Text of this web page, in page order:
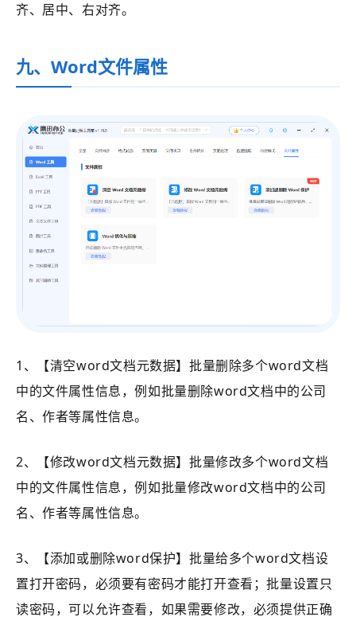
齐、居中、右对齐。
九、Word文件属性
1、【清空word文档元数据】批量删除多个word文档
中的文件属性信息，例如批量删除word文档中的公司
名、作者等属性信息。
2、【修改word文档元数据】批量修改多个word文档
中的文件属性信息，例如批量修改word文档中的公司
名、作者等属性信息。
3、【添加或删除word保护】批量给多个word文档设
置打开密码，必须要有密码才能打开查看；批量设置只
读密码，可以允许查看，如果需要修改，必须提供正确